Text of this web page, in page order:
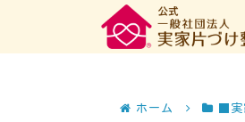
ホーム ■